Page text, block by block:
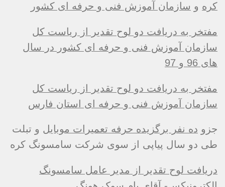
کره و سازمان آموزش فنی و حرفه ای کشور
مفتخر به دریافت دو لوح تقدیر از ریاست کل
سازمان آموزش فنی و حرفه ای کشور در سال
های 96 و 97
مفتخر به دریافت دو لوح تقدیر از ریاست کل
سازمان آموزش فنی و حرفه ای استان فارس
جزو ده نفر برگزیده حرفه تعمیرات موبایل و تبلت
طی دو سال پیاپی از سوی شرکت سامسونگ کره
دریافت لوح تقدیر از مدیر عامل سامسونگ